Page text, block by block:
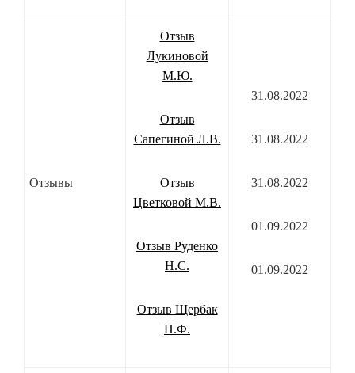
Отзывы
Отзыв
Лукиновой
М.Ю.
Отзыв
Сапегиной Л.В.
Отзыв
Цветковой М.В.
Отзыв Руденко
Н.С.
Отзыв Щербак
Н.Ф.
31.08.2022
31.08.2022
31.08.2022
01.09.2022
01.09.2022